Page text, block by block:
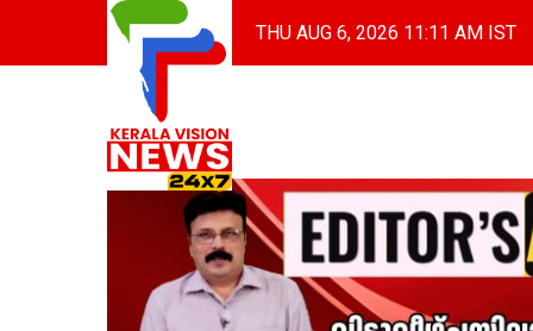
THU AUG 6, 2026 11:11 AM IST